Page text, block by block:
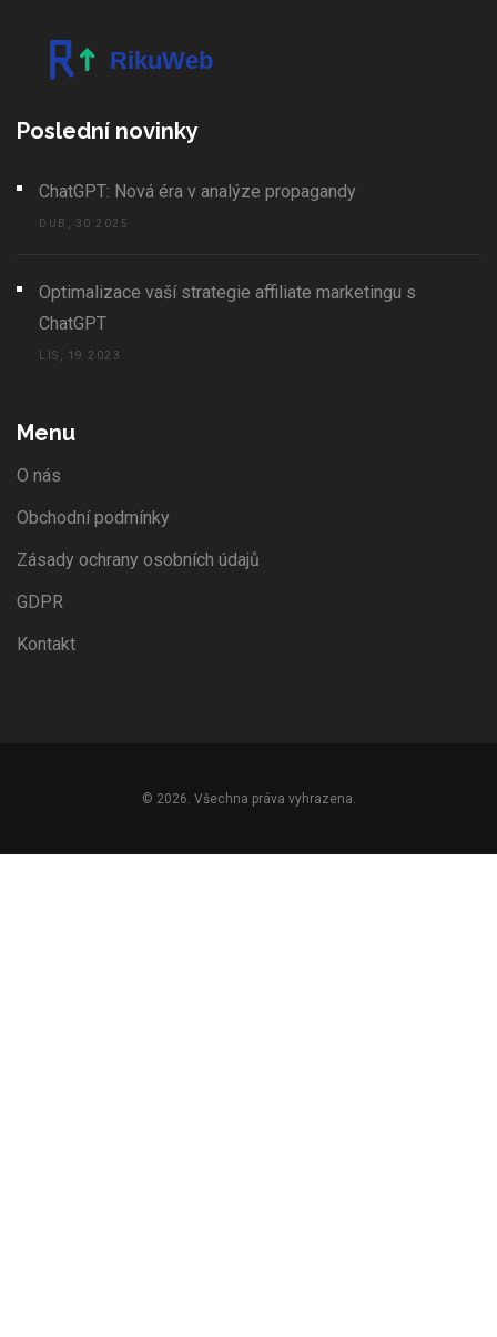
Poslední novinky
ChatGPT: Nová éra v analýze propagandy
DUB, 30 2025
Optimalizace vaší strategie affiliate marketingu s
ChatGPT
LIS, 19 2023
Menu
O nás
Obchodní podmínky
Zásady ochrany osobních údajů
GDPR
Kontakt
© 2026. Všechna práva vyhrazena.